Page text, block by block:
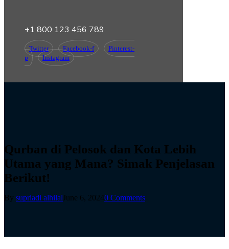
+1 800 123 456 789
Twitter Facebook-f
Pinterest-
p
Instagram
Qurban di Pelosok dan Kota Lebih
Utama yang Mana? Simak Penjelasan
Berikut!
By supriadi alhilal June 6, 20240 Comments